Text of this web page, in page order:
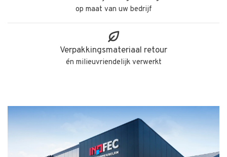
op maat van uw bedrijf
Verpakkingsmateriaal retour
én milieuvriendelijk verwerkt